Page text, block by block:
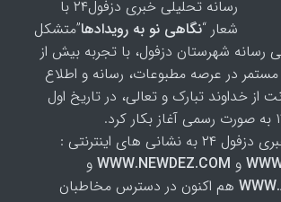
رسانه تحلیلی خبری دزفول۲۴ با
شعار “نگاهی نو به رویدادها”متشکل
رسانه شهرستان دزفول، با تجربه بیش از
در عرصه مطبوعات، رسانه و اطلاع
از خداوند تبارک و تعالی، در تاریخ اول
های اینترنتی :
و WWW.NEWDEZ.COM و
هم اکنون در دسترس مخاطبان